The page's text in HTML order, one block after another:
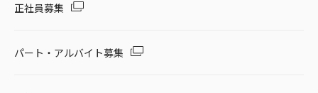
正社員募集
パート・アルバイト募集